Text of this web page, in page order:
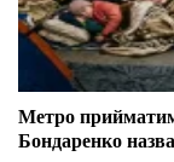
Метро
Бондаренко